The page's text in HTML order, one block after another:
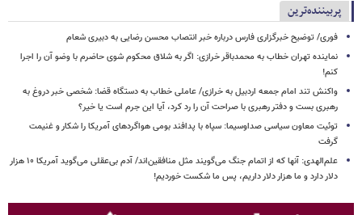
پربیننده‌ترین
فوری/ توضیح خبرگزاری فارس درباره خبر انتصاب محسن رضایی به دبیری شعام
نماینده تهران خطاب به محمدباقر خرازی: اگر به شلاق محکوم شوی حاضرم با وضو آن را اجرا
کنم!
واکنش تند امام جمعه اردبیل به خرازی/ عاملی خطاب به دستگاه قضا: شخصی خبر دروغ به
رهبری بست و دفتر رهبری با صراحت آن را رد کرد، آیا این جرم است یا خیر؟
توئیت معاون سیاسی صداوسیما: سپاه با پدافند بومی هواگردهای آمریکا را شکار و غنیمت
گرفت
علم‌الهدی: آنها که از اتمام جنگ می‌گویند مثل منافقین‌اند/ آدم بی‌عقلی می‌گوید آمریکا ۱۰ هزار
دلار دارد و ما هزار دلار داریم، پس ما شکست خوردیم!